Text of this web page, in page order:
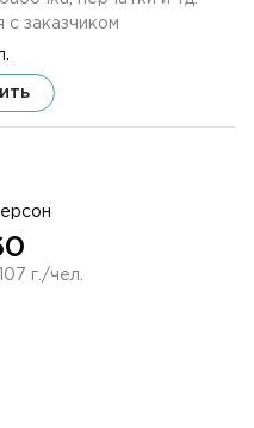
107 г./чел.
с заказчиком